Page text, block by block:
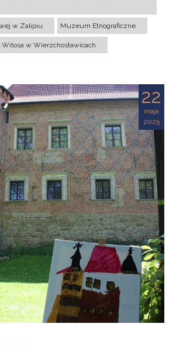
w Zalipiu Muzeum Etnograficzne
w Wierzchosławicach
22
maja
2025